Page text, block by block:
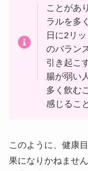
ことがあ
ラルを多
日に2リ
のバラン
引き起こ
腸が弱い
多く飲む
感じるこ
このように、健康
果になりかねませ